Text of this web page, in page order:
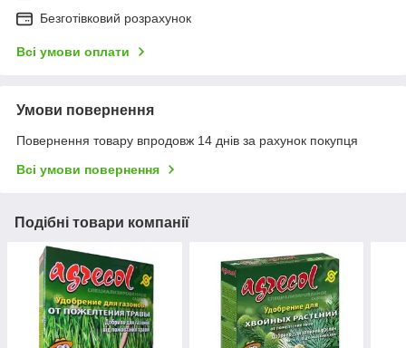
Безготівковий розрахунок
Всі умови оплати
Умови повернення
Повернення товару впродовж 14 днів за рахунок покупця
Всі умови повернення
Подібні товари компанії